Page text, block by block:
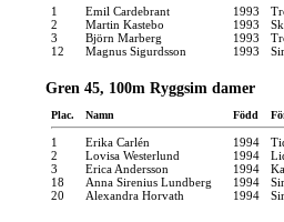
1 Emil Cardebrant 1993
2
Martin Kastebo 1993
3
Björn Marberg 1993
12
Magnus Sigurdsson 1993
Gren 45, 100m Ryggsim damer
Plac. Namn Född
1 Erika Carlén 1994
2
Lovisa Westerlund 1994
3
Erica Andersson 1994
18
Anna Sirenius Lundberg 1994
20
Alexandra Horvath 1994